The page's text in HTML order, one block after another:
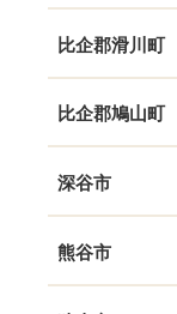
比企郡滑川町
比企郡鳩山町
深谷市
熊谷市